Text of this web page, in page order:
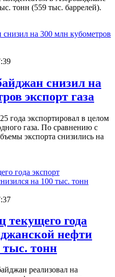
тонн (559 тыс. баррелей).
снизил на
экспорт газа
года экспортировал в целом
газа. По сравнению с
экспорта снизились на
текущего года
нефти
тыс. тонн
реализовал на